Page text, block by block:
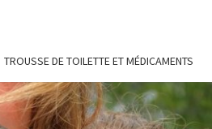
TROUSSE DE TOILETTE ET MÉDICAMENTS